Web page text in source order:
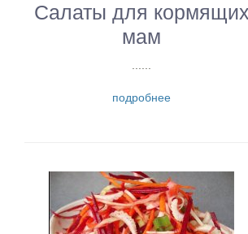
Салаты для кормящих
мам
подробнее